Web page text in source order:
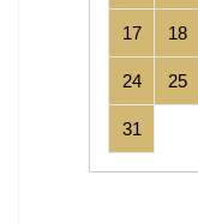
17 18
24 25
31